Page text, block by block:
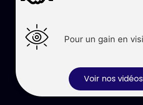
Pour un gain en
Voir nos vidéos